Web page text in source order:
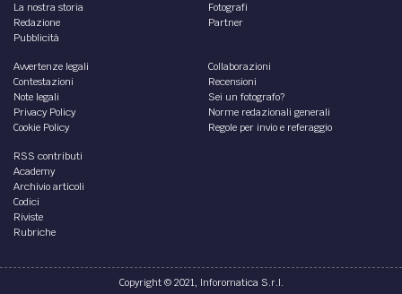
La nostra storia
Redazione
Pubblicità
Fotografi
Partner
Avvertenze legali
Contestazioni
Note legali
Privacy Policy
Cookie Policy
Collaborazioni
Recensioni
Sei un fotografo?
Norme redazionali generali
Regole per invio e referaggio
RSS contributi
Academy
Archivio articoli
Codici
Riviste
Rubriche
Copyright © 2021, Inforomatica S.r.l.